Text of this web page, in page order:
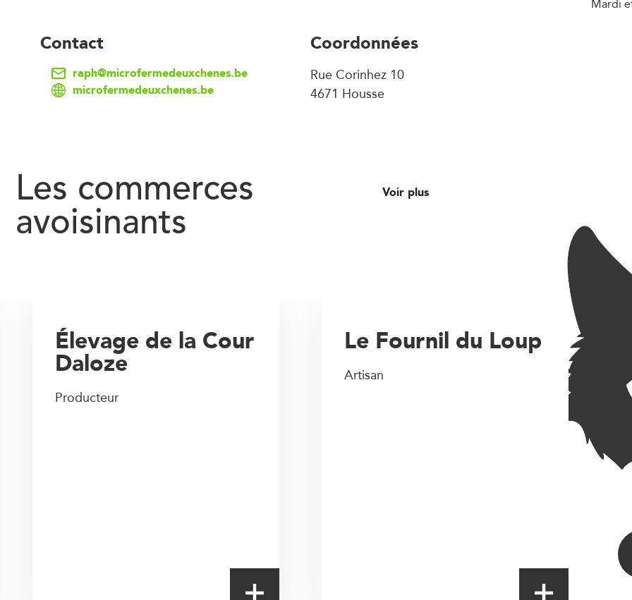
Mardi
Contact
raph@microfermedeuxchenes.be
microfermedeuxchenes.be
Coordonnées
Rue Corinhez 10
4671 Housse
Les commerces
avoisinants
Voir plus
Le Fournil du Loup
Artisan
Élevage de la Cour
Daloze
Producteur